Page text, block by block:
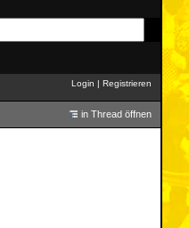
Login | Registrieren
in Thread öffnen